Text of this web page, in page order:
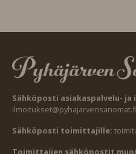
Sähköposti asiakaspalvelu- ja
ilmoitukset@pyhajarvensanomat.fi
Sähköposti toimittajille:
Toimittajien sähköpostit